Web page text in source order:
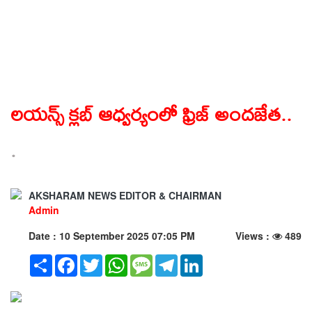
లయన్స్ క్లబ్ ఆధ్వర్యంలో ఫ్రిజ్ అందజేత..
.
AKSHARAM NEWS EDITOR & CHAIRMAN
Admin
Date : 10 September 2025 07:05 PM
Views :
489
Share Facebook
TwitterWhatsAppMessageTelegram